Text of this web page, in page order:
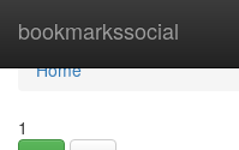
bookmarkssocial
Home
Home
1